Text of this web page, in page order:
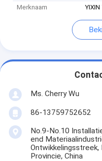
Merknaam
Ms. Cherry Wu
86-13759752652
No.9-No.10
end
Ontwikkelingsstreek,
Provincie, China